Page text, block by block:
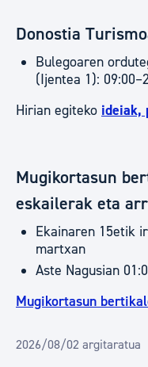
Donostia
Bulegoaren
(Ijentea 1):
Hirian egiteko ideiak,
Mugikortasun
eskailerak eta
Ekainaren 15etik
martxan
Aste Nagusian
Mugikortasun
2026/08/02 argitaratua